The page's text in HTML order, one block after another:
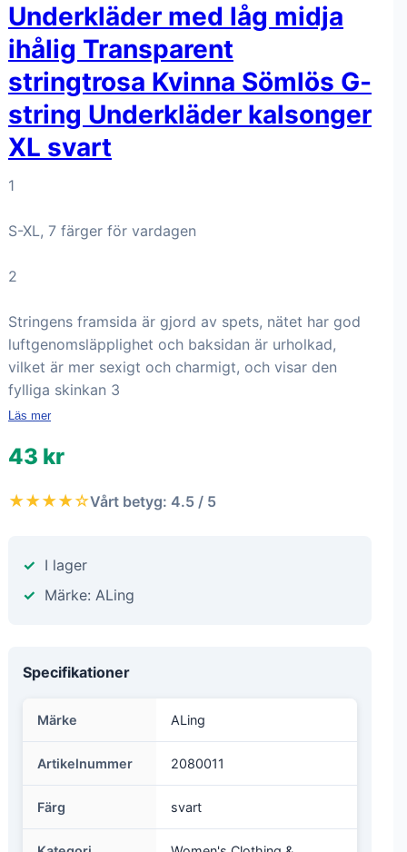
Underkläder med låg midja
ihålig Transparent
stringtrosa Kvinna Sömlös G-
string Underkläder kalsonger
XL svart
1
S-XL, 7 färger för vardagen
2
Stringens framsida är gjord av spets, nätet har god
luftgenomsläpplighet och baksidan är urholkad,
vilket är mer sexigt och charmigt, och visar den
fylliga skinkan 3
Läs mer
43 kr
★★★★☆Vårt betyg: 4.5 / 5
I lager
Märke: ALing
Specifikationer
Märke ALing
Artikelnummer 2080011
Färg svart